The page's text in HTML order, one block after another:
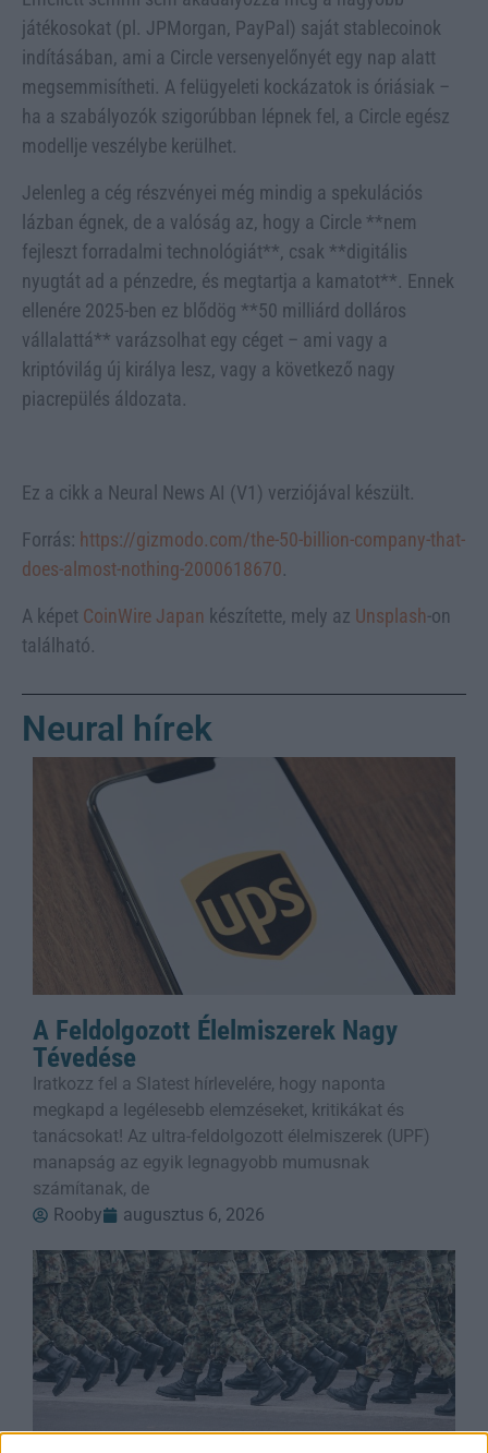
játékosokat (pl. JPMorgan, PayPal) saját stablecoinok
indításában, ami a Circle versenyelőnyét egy nap alatt
megsemmisítheti. A felügyeleti kockázatok is óriásiak –
ha a szabályozók szigorúbban lépnek fel, a Circle egész
modellje veszélybe kerülhet.
Jelenleg a cég részvényei még mindig a spekulációs
lázban égnek, de a valóság az, hogy a Circle **nem
fejleszt forradalmi technológiát**, csak **digitális
nyugtát ad a pénzedre, és megtartja a kamatot**. Ennek
ellenére 2025-ben ez blődög **50 milliárd dolláros
vállalattá** varázsolhat egy céget – ami vagy a
kriptóvilág új királya lesz, vagy a következő nagy
piacrepülés áldozata.
Ez a cikk a Neural News AI (V1) verziójával készült.
Forrás: https://gizmodo.com/the-50-billion-company-that-
does-almost-nothing-2000618670.
A képet CoinWire Japan készítette, mely az Unsplash-on
található.
Neural hírek
A Feldolgozott Élelmiszerek Nagy
Tévedése
Iratkozz fel a Slatest hírlevelére, hogy naponta
megkapd a legélesebb elemzéseket, kritikákat és
tanácsokat! Az ultra-feldolgozott élelmiszerek (UPF)
manapság az egyik legnagyobb mumusnak
számítanak, de
Rooby
augusztus 6, 2026